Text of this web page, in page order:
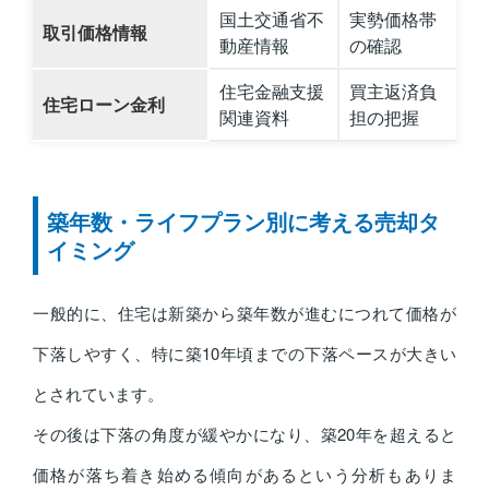
取引価格情報
国土交通省不
動産情報
実勢価格帯
の確認
住宅ローン金利
住宅金融支援
関連資料
買主返済負
担の把握
築年数・ライフプラン別に考える売却タ
イミング
一般的に、住宅は新築から築年数が進むにつれて価格が
下落しやすく、特に築10年頃までの下落ペースが大きい
とされています。
その後は下落の角度が緩やかになり、築20年を超えると
価格が落ち着き始める傾向があるという分析もありま